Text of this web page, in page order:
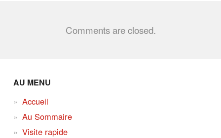
Comments are closed.
AU MENU
Accueil
Au Sommaire
Visite rapide